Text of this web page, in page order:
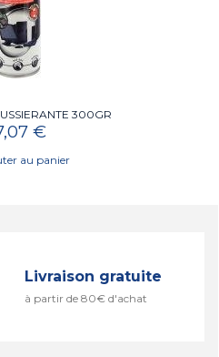
300GR
€
au panier
Livraison gratuite
à partir de 80€ d'achat